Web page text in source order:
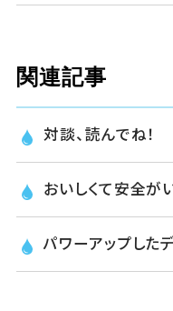
関連記事
対談、読んでね！
おいしくて安全が
パワーアップした